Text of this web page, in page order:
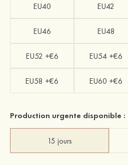
EU40 EU42
EU46 EU48
EU52 +€6 EU54 +€6
EU58 +€6 EU60 +€6
Production urgente disponible :
15 jours